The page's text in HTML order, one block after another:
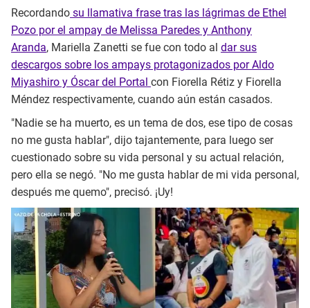
Recordando su llamativa frase tras las lágrimas de Ethel
Pozo por el ampay de Melissa Paredes y Anthony
Aranda, Mariella Zanetti se fue con todo al dar sus
descargos sobre los ampays protagonizados por Aldo
Miyashiro y Óscar del Portal con Fiorella Rétiz y Fiorella
Méndez respectivamente, cuando aún están casados.
"Nadie se ha muerto, es un tema de dos, ese tipo de cosas
no me gusta hablar", dijo tajantemente, para luego ser
cuestionado sobre su vida personal y su actual relación,
pero ella se negó. "No me gusta hablar de mi vida personal,
después me quemo", precisó. ¡Uy!